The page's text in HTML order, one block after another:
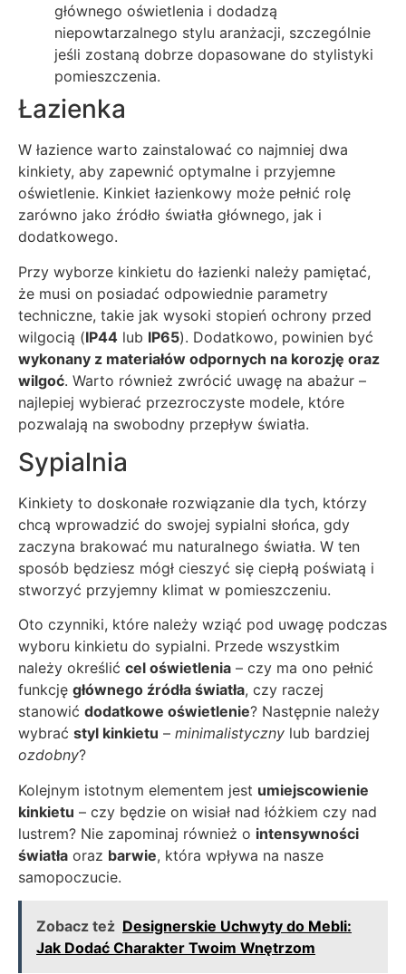
głównego oświetlenia i dodadzą
niepowtarzalnego stylu aranżacji, szczególnie
jeśli zostaną dobrze dopasowane do stylistyki
pomieszczenia.
Łazienka
W łazience warto zainstalować co najmniej dwa
kinkiety, aby zapewnić optymalne i przyjemne
oświetlenie. Kinkiet łazienkowy może pełnić rolę
zarówno jako źródło światła głównego, jak i
dodatkowego.
Przy wyborze kinkietu do łazienki należy pamiętać,
że musi on posiadać odpowiednie parametry
techniczne, takie jak wysoki stopień ochrony przed
wilgocią (IP44 lub IP65). Dodatkowo, powinien być
wykonany z materiałów odpornych na korozję oraz
wilgoć. Warto również zwrócić uwagę na abażur –
najlepiej wybierać przezroczyste modele, które
pozwalają na swobodny przepływ światła.
Sypialnia
Kinkiety to doskonałe rozwiązanie dla tych, którzy
chcą wprowadzić do swojej sypialni słońca, gdy
zaczyna brakować mu naturalnego światła. W ten
sposób będziesz mógł cieszyć się ciepłą poświatą i
stworzyć przyjemny klimat w pomieszczeniu.
Oto czynniki, które należy wziąć pod uwagę podczas
wyboru kinkietu do sypialni. Przede wszystkim
należy określić cel oświetlenia – czy ma ono pełnić
funkcję głównego źródła światła, czy raczej
stanowić dodatkowe oświetlenie? Następnie należy
wybrać styl kinkietu – minimalistyczny lub bardziej
ozdobny?
Kolejnym istotnym elementem jest umiejscowienie
kinkietu – czy będzie on wisiał nad łóżkiem czy nad
lustrem? Nie zapominaj również o intensywności
światła oraz barwie, która wpływa na nasze
samopoczucie.
Zobacz też Designerskie Uchwyty do Mebli:
Jak Dodać Charakter Twoim Wnętrzom